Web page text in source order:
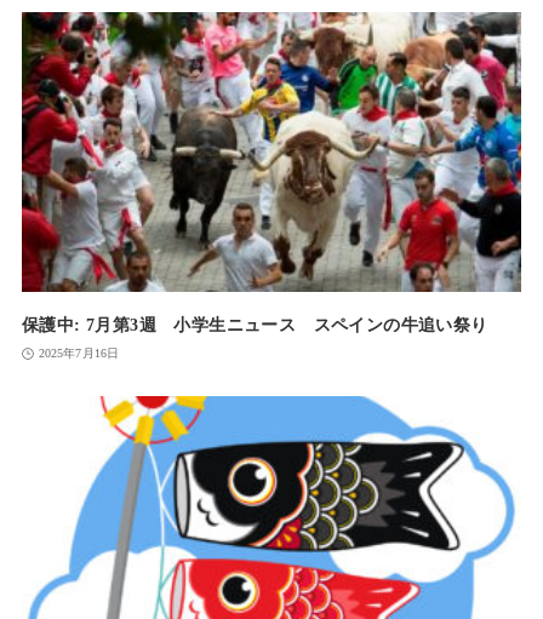
保護中: 7月第3週 小学生ニュース スペインの牛追い祭り
2025年7月16日